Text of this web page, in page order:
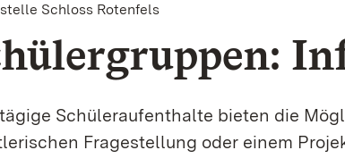
Schloss Rotenfels
Schüleraufenthalte bieten die
Fragestellung oder einem